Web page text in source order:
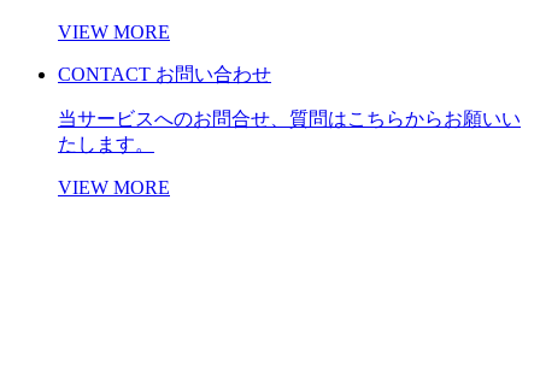
VIEW MORE
CONTACT お問い合わせ
当サービスへのお問合せ、質問はこちらからお願いい
たします。
VIEW MORE